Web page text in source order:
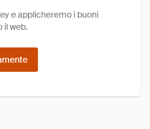
e applicheremo i buoni
il web.